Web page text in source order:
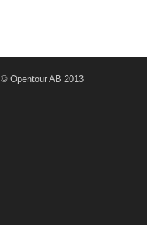
© Opentour AB 2013